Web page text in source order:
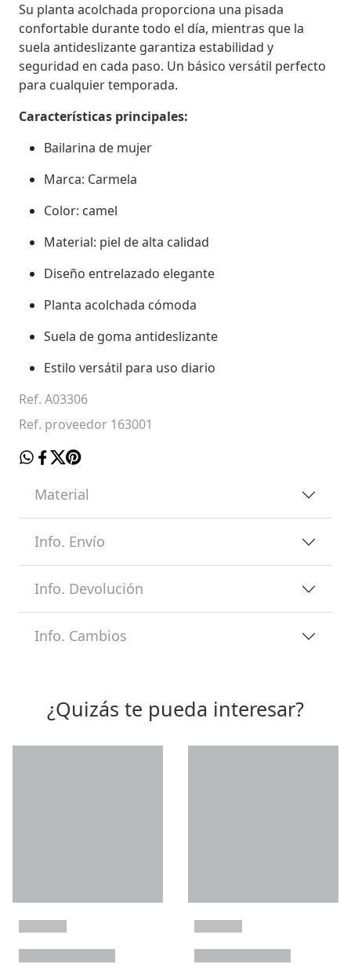
Su planta acolchada proporciona una pisada
confortable durante todo el día, mientras que la
suela antideslizante garantiza estabilidad y
seguridad en cada paso. Un básico versátil perfecto
para cualquier temporada.
Características principales:
Bailarina de mujer
Marca: Carmela
Color: camel
Material: piel de alta calidad
Diseño entrelazado elegante
Planta acolchada cómoda
Suela de goma antideslizante
Estilo versátil para uso diario
Ref. A03306
Ref. proveedor 163001
Material
Info. Envío
Info. Devolución
Info. Cambios
¿Quizás te pueda interesar?